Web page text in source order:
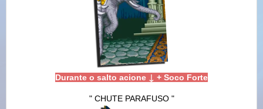
Durante o salto acione ↓ + Soco Forte
" CHUTE PARAFUSO "